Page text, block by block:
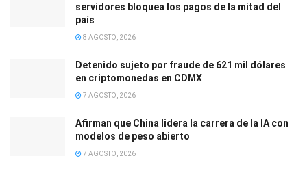
servidores bloquea los pagos de la mitad del
país
8 AGOSTO, 2026
Detenido sujeto por fraude de 621 mil dólares
en criptomonedas en CDMX
7 AGOSTO, 2026
Afirman que China lidera la carrera de la IA con
modelos de peso abierto
7 AGOSTO, 2026